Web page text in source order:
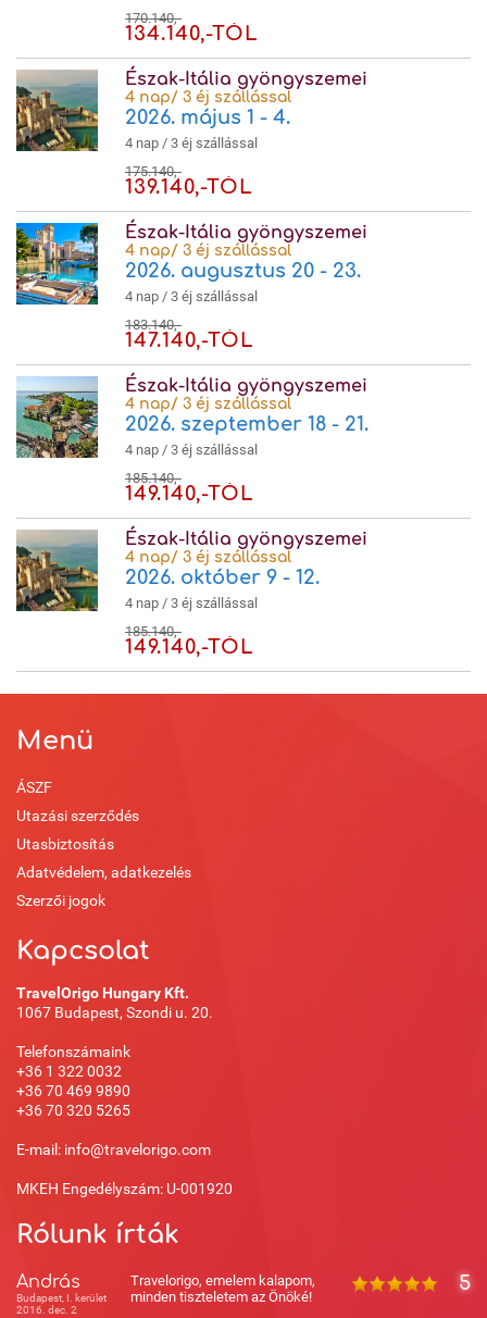
170.140,-
134.140,-TÓL
Észak-Itália gyöngyszemei
4 nap/ 3 éj szállással
2026. május 1 - 4.
4 nap / 3 éj szállással
175.140,-
139.140,-TÓL
Észak-Itália gyöngyszemei
4 nap/ 3 éj szállással
2026. augusztus 20 - 23.
4 nap / 3 éj szállással
183.140,-
147.140,-TÓL
Észak-Itália gyöngyszemei
4 nap/ 3 éj szállással
2026. szeptember 18 - 21.
4 nap / 3 éj szállással
185.140,-
149.140,-TÓL
Észak-Itália gyöngyszemei
4 nap/ 3 éj szállással
2026. október 9 - 12.
4 nap / 3 éj szállással
185.140,-
149.140,-TÓL
Menü
ÁSZF
Utazási szerződés
Utasbiztosítás
Adatvédelem, adatkezelés
Szerzői jogok
Kapcsolat
TravelOrigo Hungary Kft.
1067 Budapest, Szondi u. 20.
Telefonszámaink
+36 1 322 0032
+36 70 469 9890
+36 70 320 5265
E-mail: info@travelorigo.com
MKEH Engedélyszám: U-001920
Rólunk írták
András
Budapest, I. kerület
2016. dec. 2
5
Travelorigo, emelem kalapom,
minden tiszteletem az Önöké!